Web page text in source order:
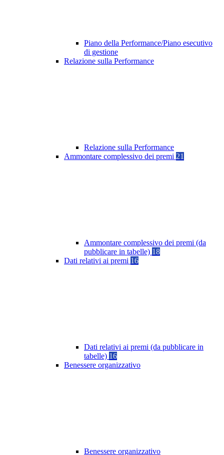
Piano della Performance/Piano esecutivo
di gestione
Relazione sulla Performance
Relazione sulla Performance
Ammontare complessivo dei premi 21
Ammontare complessivo dei premi (da
pubblicare in tabelle) 18
Dati relativi ai premi 16
Dati relativi ai premi (da pubblicare in
tabelle) 16
Benessere organizzativo
Benessere organizzativo